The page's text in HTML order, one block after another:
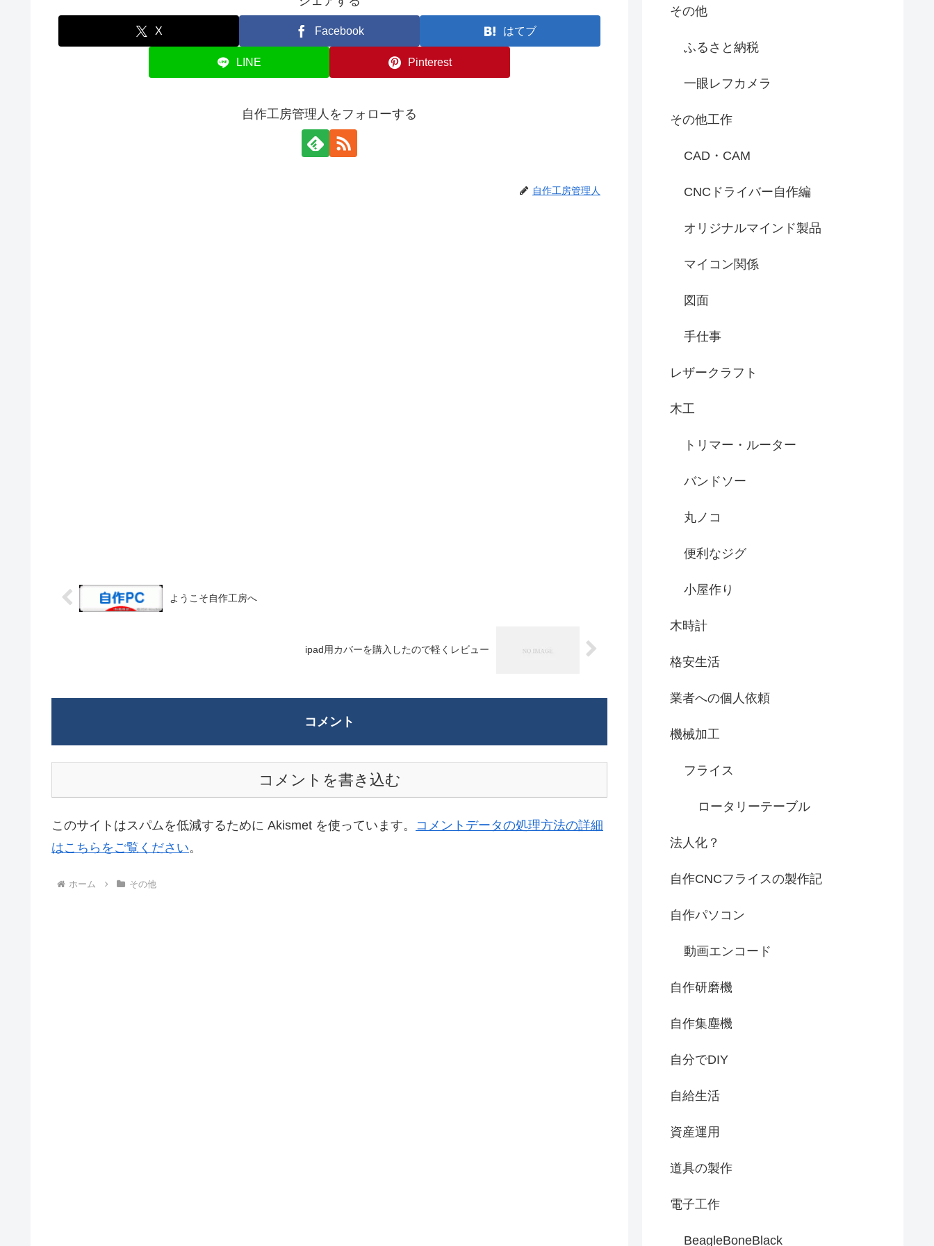
X Facebook はてブ
LINE Pinterest
自作工房管理人をフォローする
自作工房管理人
ようこそ自作工房へ
ipad用カバーを購入したので軽くレビュー
コメント
コメントを書き込む
このサイトはスパムを低減するために Akismet を使っています。 コメントデータの処理方法の詳細
はこちらをご覧ください。
ホーム その他
その他
ふるさと納税
一眼レフカメラ
その他工作
CAD・CAM
CNCドライバー自作編
オリジナルマインド製品
マイコン関係
図面
手仕事
レザークラフト
木工
トリマー・ルーター
バンドソー
丸ノコ
便利なジグ
小屋作り
木時計
格安生活
業者への個人依頼
機械加工
フライス
ロータリーテーブル
法人化？
自作CNCフライスの製作記
自作パソコン
動画エンコード
自作研磨機
自作集塵機
自分でDIY
自給生活
資産運用
道具の製作
電子工作
BeagleBoneBlack